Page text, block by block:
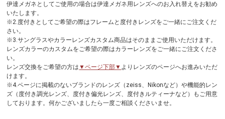
伊達メガネとしてご使用の場合は伊達メガネ用レンズへのお入れ替えをお勧め
いたします。
※2.度付きとしてご希望の際はフレームと度付きレンズをご一緒にご注文くだ
さい。
※3.サングラスやカラーレンズカスタム商品はそのままご使用いただけます。
レンズカラーのカスタムをご希望の際はカラーレンズをご一緒にご注文くださ
い。
レンズ交換をご希望の方は ▼ページ下部▼ よりレンズのページへお進みいただ
けます。
※4.ページに掲載のないブランドのレンズ（zeiss、Nikonなど）や機能的レン
ズ（度付き調光レンズ、度付き偏光レンズ、度付きルティーナなど）もご用意
しております。何かございましたら一度ご相談くださいませ。